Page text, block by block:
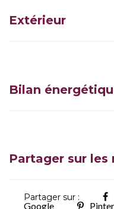
Extérieur
Bilan
Partager sur les
Partager sur :
Google